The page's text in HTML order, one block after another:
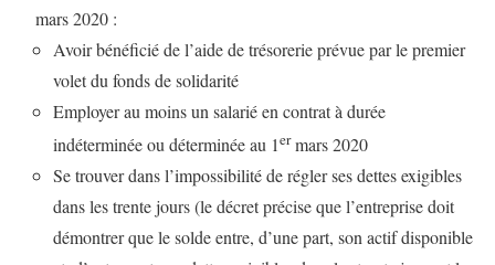
mars 2020 :
Avoir bénéficié de l’aide de trésorerie prévue par le premier
volet du fonds de solidarité
Employer au moins un salarié en contrat à durée
indéterminée ou déterminée au 1ermars 2020
Se trouver dans l’impossibilité de régler ses dettes exigibles
dans les trente jours (le décret précise que l’entreprise doit
démontrer que le solde entre, d’une part, son actif disponible